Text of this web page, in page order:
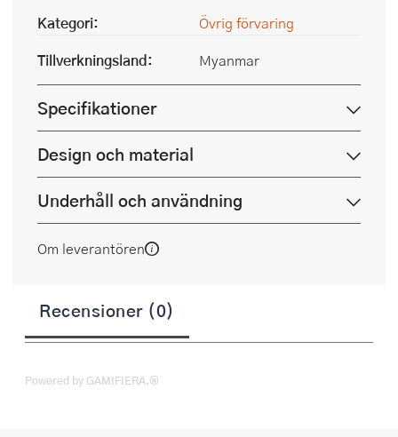
Kategori:
Övrig förvaring
Tillverkningsland:
Myanmar
Specifikationer
Design och material
Underhåll och användning
Om leverantören
Recensioner (0)
Powered by GAMIFIERA.®